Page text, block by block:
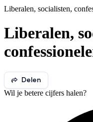
Liberalen, socialisten,
Liberalen,
Delen
Wil je betere cijfers halen?